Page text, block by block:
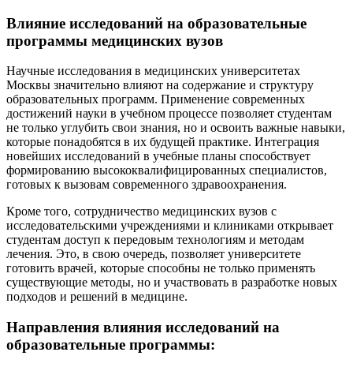
Влияние исследований на образовательные
программы медицинских вузов
Научные исследования в медицинских университетах
Москвы значительно влияют на содержание и структуру
образовательных программ. Применение современных
достижений науки в учебном процессе позволяет студентам
не только углубить свои знания, но и освоить важные навыки,
которые понадобятся в их будущей практике. Интеграция
новейших исследований в учебные планы способствует
формированию высококвалифицированных специалистов,
готовых к вызовам современного здравоохранения.
Кроме того, сотрудничество медицинских вузов с
исследовательскими учреждениями и клиниками открывает
студентам доступ к передовым технологиям и методам
лечения. Это, в свою очередь, позволяет университете
готовить врачей, которые способны не только применять
существующие методы, но и участвовать в разработке новых
подходов и решений в медицине.
Направления влияния исследований на
образовательные программы: